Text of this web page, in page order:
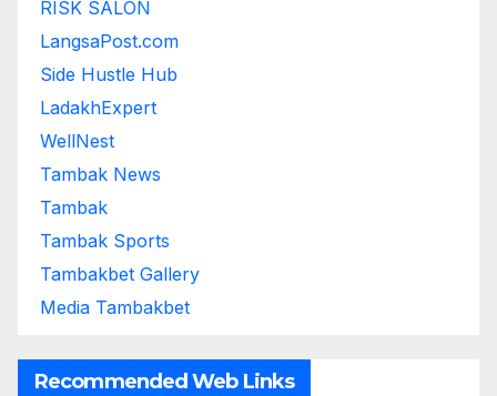
RISK SALON
LangsaPost.com
Side Hustle Hub
LadakhExpert
WellNest
Tambak News
Tambak
Tambak Sports
Tambakbet Gallery
Media Tambakbet
Recommended Web Links